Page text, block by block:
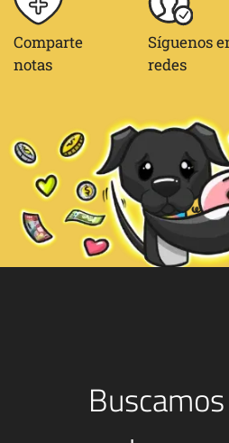
Comparte
notas
Síguenos
redes
Buscamos